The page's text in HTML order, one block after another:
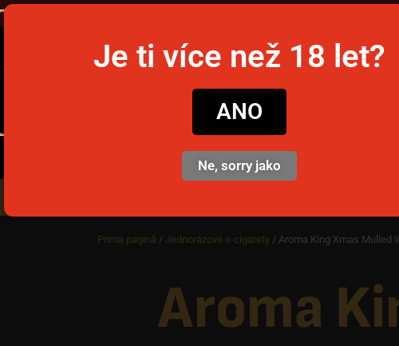
snusim
Prima pagină / Jednorázové e-cigarety / Aroma King Xmas Mulled
Aroma
Je ti více než 18 let?
ANO
Ne, sorry jako